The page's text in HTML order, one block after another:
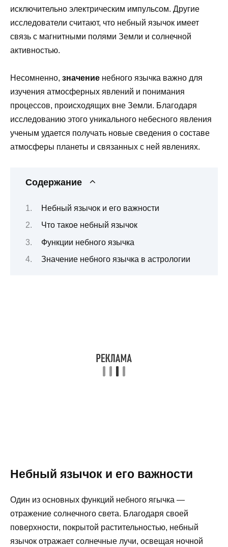
исключительно электрическим импульсом. Другие
исследователи считают, что небный язычок имеет
связь с магнитными полями Земли и солнечной
активностью.
Несомненно, значение небного язычка важно для
изучения атмосферных явлений и понимания
процессов, происходящих вне Земли. Благодаря
исследованию этого уникального небесного явления
ученым удается получать новые сведения о составе
атмосферы планеты и связанных с ней явлениях.
Содержание
Небный язычок и его важности
Что такое небный язычок
Функции небного язычка
Значение небного язычка в астрологии
Небный язычок и его важности
Один из основных функций небного ягычка —
отражение солнечного света. Благодаря своей
поверхности, покрытой растительностью, небный
язычок отражает солнечные лучи, освещая ночной